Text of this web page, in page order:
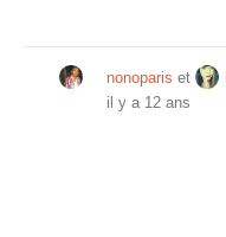
nonoparis et
il y a 12 ans